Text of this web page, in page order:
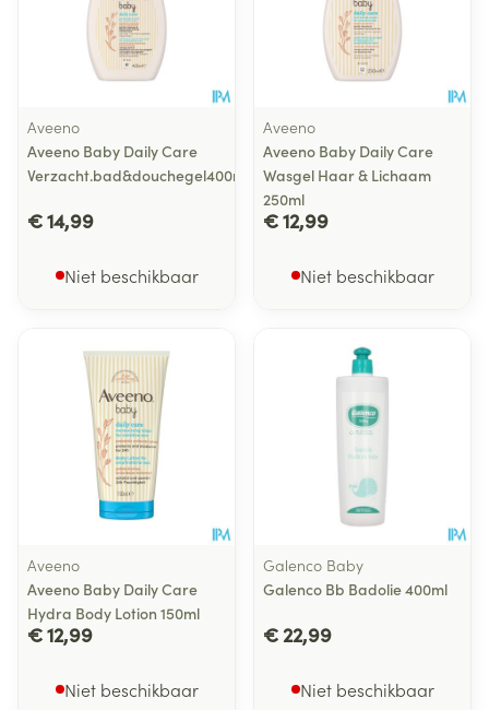
Aveeno
Aveeno Baby Daily Care
Verzacht.bad&douchegel400ml
€ 14,99
Niet beschikbaar
Aveeno
Aveeno Baby Daily Care
Wasgel Haar & Lichaam
250ml
€ 12,99
Niet beschikbaar
Aveeno
Aveeno Baby Daily Care
Hydra Body Lotion 150ml
€ 12,99
Niet beschikbaar
Galenco Baby
Galenco Bb Badolie 400ml
€ 22,99
Niet beschikbaar